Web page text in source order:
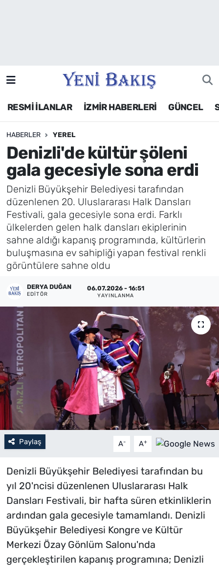
RESMİ İLANLAR İZMİR HABERLERİ GÜNCEL
HABERLER YEREL
Denizli'de kültür şöleni
gala gecesiyle sona erdi
Denizli Büyükşehir Belediyesi tarafından
düzenlenen 20. Uluslararası Halk Dansları
Festivali, gala gecesiyle sona erdi. Farklı
ülkelerden gelen halk dansları ekiplerinin
sahne aldığı kapanış programında, kültürlerin
buluşmasına ev sahipliği yapan festival renkli
görüntülere sahne oldu
DERYA DUĞAN
EDITÖR
06.07.2026 - 16:51
YAYINLANMA
Paylaş A- A+
Denizli Büyükşehir Belediyesi tarafından bu
yıl 20'ncisi düzenlenen Uluslararası Halk
Dansları Festivali, bir hafta süren etkinliklerin
ardından gala gecesiyle tamamlandı. Denizli
Büyükşehir Belediyesi Kongre ve Kültür
Merkezi Özay Gönlüm Salonu'nda
gerçekleştirilen kapanış programına; Denizli
Siyaset
Asayiş / Polis-Adliye
Spor
Magazin
Foto Galeri
Künye
İletişim